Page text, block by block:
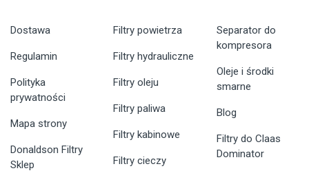
Dostawa
Regulamin
Polityka
prywatności
Mapa strony
Donaldson Filtry
Sklep
Filtry powietrza
Filtry hydrauliczne
Filtry oleju
Filtry paliwa
Filtry kabinowe
Filtry cieczy
Separator do
kompresora
Oleje i środki
smarne
Blog
Filtry do Claas
Dominator